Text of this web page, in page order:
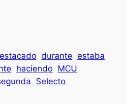
durante estaba
haciendo MCU
Selecto